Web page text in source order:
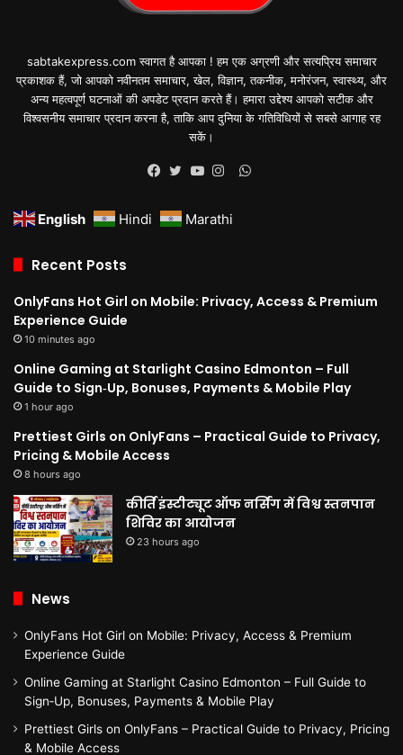
sabtakexpress.com स्वागत है आपका ! हम एक अग्रणी और सत्यप्रिय समाचार
प्रकाशक हैं, जो आपको नवीनतम समाचार, खेल, विज्ञान, तकनीक, मनोरंजन, स्वास्थ्य, और
अन्य महत्वपूर्ण घटनाओं की अपडेट प्रदान करते हैं। हमारा उद्देश्य आपको सटीक और
विश्वसनीय समाचार प्रदान करना है, ताकि आप दुनिया के गतिविधियों से सबसे आगाह रह
सकें।
WhatsApp
English Hindi Marathi
Recent Posts
OnlyFans Hot Girl on Mobile: Privacy, Access & Premium
Experience Guide
10 minutes ago
Online Gaming at Starlight Casino Edmonton – Full
Guide to Sign‑Up, Bonuses, Payments & Mobile Play
1 hour ago
Prettiest Girls on OnlyFans – Practical Guide to Privacy,
Pricing & Mobile Access
8 hours ago
कीर्ति इंस्टीट्यूट ऑफ नर्सिंग में विश्व स्तनपान
शिविर का आयोजन
23 hours ago
News
OnlyFans Hot Girl on Mobile: Privacy, Access & Premium
Experience Guide
Online Gaming at Starlight Casino Edmonton – Full Guide to
Sign‑Up, Bonuses, Payments & Mobile Play
Prettiest Girls on OnlyFans – Practical Guide to Privacy, Pricing
& Mobile Access